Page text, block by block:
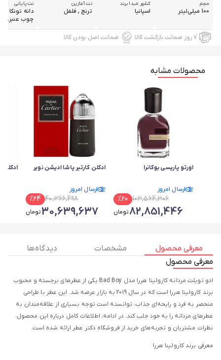
حجم
100 میلی‌لیتر
کشور مبدا برند
اسپانیا
نت آغازین
ترنج , فلفل
نت پایانی
دانه تونکا ,
چوب عنبر...
۷ روز ضمانت بازگشت کالا ضمانت اصل بودن کالا
محصولات مشابه
اورتو پاریسی بوکانرا
ارسال امروز
103,564,306
%20
82,851,446تومان
ادکلن کارتیر پاشا ادیشن نویر
ارسال امروز
40,366,498
%24
30,639,637تومان
ادکلن
معرفی محصول مشخصات
دیدگاه ها
معرفی محصول
ادو تویلت مردانه کارولینا هررا مدل Bad Boy
یکی از عطرهای برجسته و محبوب
برند کارولینا هررا است که در سال 2019 به بازار عرضه شد. این عطر با طراحی
منحصر به فرد و رایحه‌ای جذاب، توانسته است توجه بسیاری از علاقه‌مندان به
عطرهای مردانه را به خود جلب کند. در ادامه، اطلاعات کامل درباره این محصول،
نظرات مشتریان و تجربه‌های خرید از فروشگاه دکتر عطر ارائه شده است.
معرفی برند کارولینا هررا